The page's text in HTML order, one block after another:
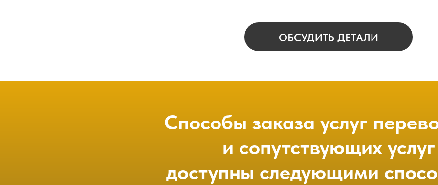
ОБСУДИТЬ ДЕТАЛИ
Способы заказа услуг
и сопутствующих услуг
доступны следующими